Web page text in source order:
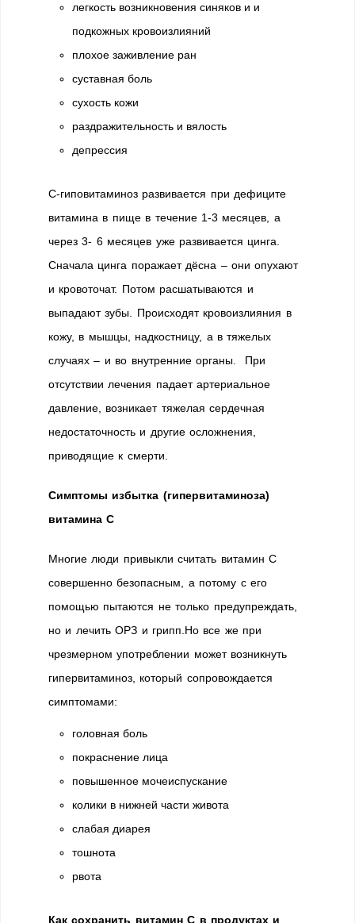
легкость возникновения синяков и и
подкожных кровоизлияний
плохое заживление ран
суставная боль
сухость кожи
раздражительность и вялость
депрессия
С-гиповитаминоз развивается при дефиците
витамина в пище в течение 1-3 месяцев, а
через 3- 6 месяцев уже развивается цинга.
Сначала цинга поражает дёсна – они опухают
и кровоточат. Потом расшатываются и
выпадают зубы. Происходят кровоизлияния в
кожу, в мышцы, надкостницу, а в тяжелых
случаях – и во внутренние органы. При
отсутствии лечения падает артериальное
давление, возникает тяжелая сердечная
недостаточность и другие осложнения,
приводящие к смерти.
Симптомы избытка (гипервитаминоза)
витамина С
Многие люди привыкли считать витамин С
совершенно безопасным, а потому с его
помощью пытаются не только предупреждать,
но и лечить ОРЗ и грипп.Но все же при
чрезмерном употреблении может возникнуть
гипервитаминоз, который сопровождается
симптомами:
головная боль
покраснение лица
повышенное мочеиспускание
колики в нижней части живота
слабая диарея
тошнота
рвота
Как сохранить витамин С в продуктах и